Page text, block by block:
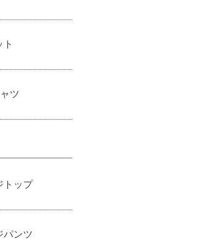
ト
ツ
トップ
パンツ